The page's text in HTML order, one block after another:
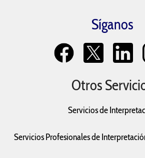
Síganos
Otros
Servicios de
Servicios Profesionales de